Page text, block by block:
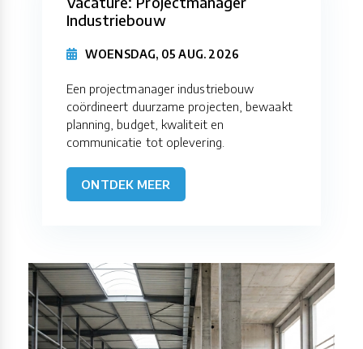
Industriebouw
WOENSDAG, 05 AUG. 2026
Een projectmanager industriebouw
coördineert duurzame projecten, bewaakt
planning, budget, kwaliteit en
communicatie tot oplevering.
ONTDEK MEER